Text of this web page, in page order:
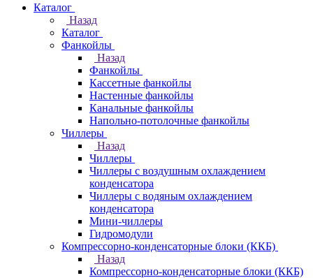
Каталог
Назад
Каталог
Фанкойлы
Назад
Фанкойлы
Кассетные фанкойлы
Настенные фанкойлы
Канальные фанкойлы
Напольно-потолочные фанкойлы
Чиллеры
Назад
Чиллеры
Чиллеры с воздушным охлаждением
конденсатора
Чиллеры с водяным охлаждением
конденсатора
Мини-чиллеры
Гидромодули
Компрессорно-конденсаторные блоки (ККБ)
Назад
Компрессорно-конденсаторные блоки (ККБ)